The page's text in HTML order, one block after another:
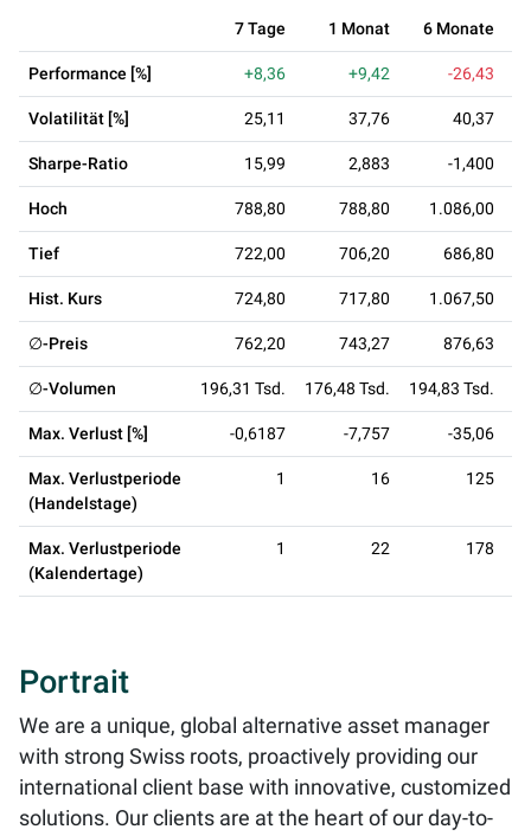
7 Tage 1 Monat 6 Monate
Performance [%] +8,36 +9,42 -26,43
Volatilität [%] 25,11 37,76 40,37
Sharpe-Ratio 15,99 2,883 -1,400
Hoch 788,80 788,80 1.086,00
Tief 722,00 706,20 686,80
Hist. Kurs 724,80 717,80 1.067,50
∅-Preis 762,20 743,27 876,63
∅-Volumen 196,31 Tsd. 176,48 Tsd. 194,83 Tsd.
Max. Verlust [%] -0,6187 -7,757 -35,06
Max. Verlustperiode
(Handelstage)
1 16 125
Max. Verlustperiode
(Kalendertage)
1 22 178
Portrait
We are a unique, global alternative asset manager
with strong Swiss roots, proactively providing our
international client base with innovative, customized
solutions. Our clients are at the heart of our day-to-